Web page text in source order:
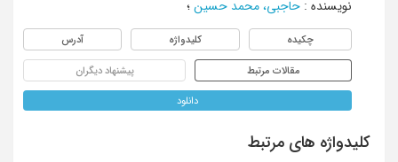
نویسنده : حاجبی، محمد حسین ؛
چکیده کلیدواژه آدرس
مقالات مرتبط پیشنهاد دیگران
دانلود
کلیدواژه های مرتبط